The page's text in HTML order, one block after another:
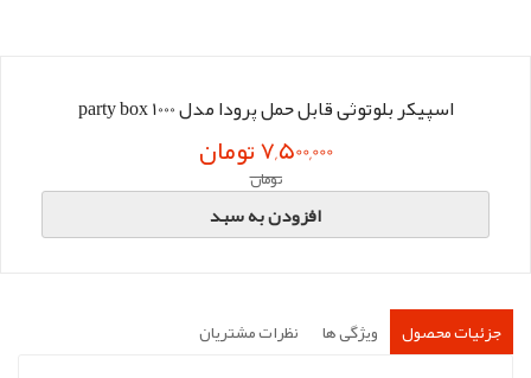
اسپیکر بلوتوثی قابل حمل پرودا مدل party box 1000
7,500,000 تومان
تومان
افزودن به سبد
جزئیات محصول ویژگی ها نظرات مشتریان